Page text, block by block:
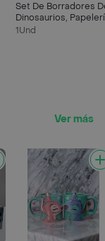
Set De Borradores
Dinosaurios,
Kawaii (x5)
1Und
Ver más